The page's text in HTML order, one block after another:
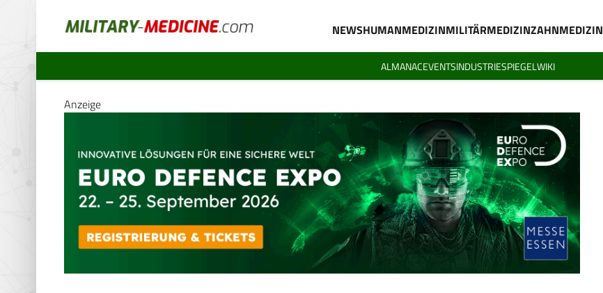
NEWSHUMANMEDIZINMILITÄRMEDIZINZAHNMEDIZIN
ALMANACEVENTSINDUSTRIESPIEGELWIKI
Anzeige